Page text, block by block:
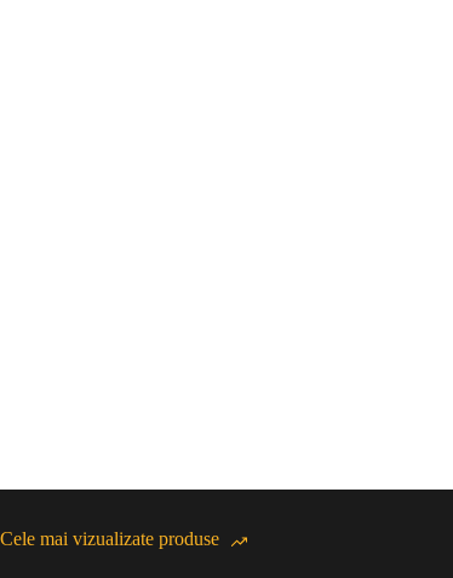
Cele mai vizualizate produse